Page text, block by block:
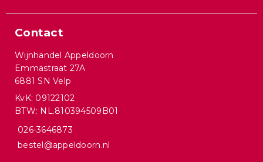
Contact
Wijnhandel Appeldoorn
Emmastraat 27A
6881 SN Velp
KvK: 09122102
BTW: NL.810394509B01
026-3646873
bestel@appeldoorn.nl